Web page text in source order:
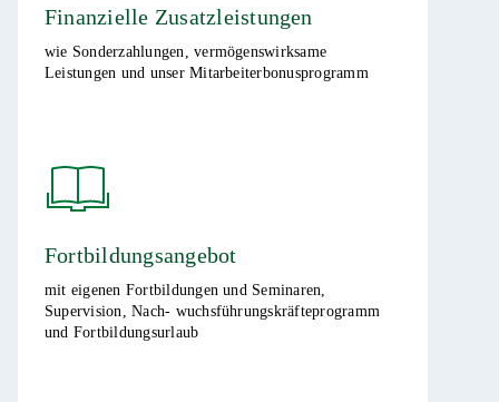
Finanzielle Zusatzleistungen ​
wie Sonderzahlungen, vermögenswirksame
Leistungen und unser Mitarbeiterbonusprogramm ​​​
Fortbildungsangebot ​
mit eigenen Fortbildungen und Seminaren,
Supervision, Nach- wuchsführungskräfteprogramm
und Fortbildungsurlaub ​​​